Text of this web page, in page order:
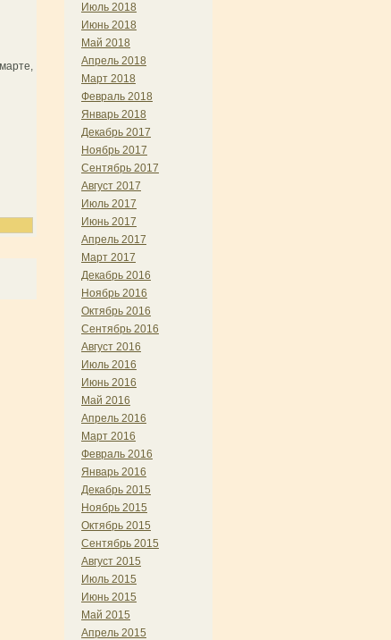
Июль 2018
Июнь 2018
Май 2018
Апрель 2018
Март 2018
Февраль 2018
Январь 2018
Декабрь 2017
Ноябрь 2017
Сентябрь 2017
Август 2017
Июль 2017
Июнь 2017
Апрель 2017
Март 2017
Декабрь 2016
Ноябрь 2016
Октябрь 2016
Сентябрь 2016
Август 2016
Июль 2016
Июнь 2016
Май 2016
Апрель 2016
Март 2016
Февраль 2016
Январь 2016
Декабрь 2015
Ноябрь 2015
Октябрь 2015
Сентябрь 2015
Август 2015
Июль 2015
Июнь 2015
Май 2015
Апрель 2015